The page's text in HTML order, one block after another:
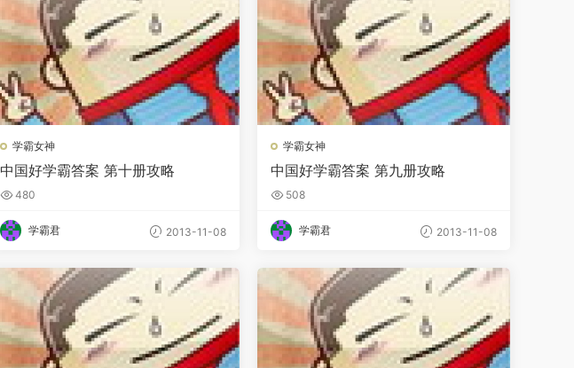
学霸女神
中国好学霸答案 第十册攻略
480
学霸君 2013-11-08
学霸女神
中国好学霸答案 第九册攻略
508
学霸君 2013-11-08